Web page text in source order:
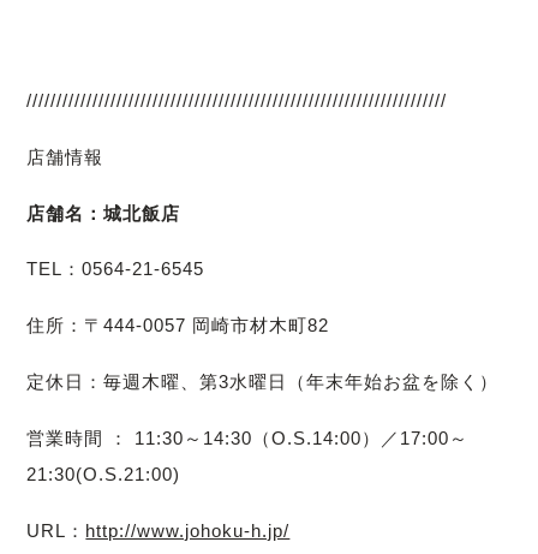
//////////////////////////////////////////////////////////////////////
店舗情報
店舗名：城北飯店
TEL：0564-21-6545
住所：〒444-0057 岡崎市材木町82
定休日：毎週木曜、第3水曜日（年末年始お盆を除く）
営業時間 ： 11:30～14:30（O.S.14:00）／17:00～
21:30(O.S.21:00)
URL： http://www.johoku-h.jp/